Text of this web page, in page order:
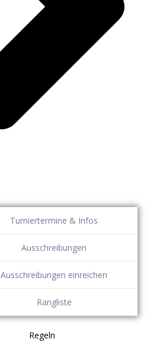
Turniertermine & Infos
Ausschreibungen
Ausschreibungen einreichen
Rangliste
Regeln